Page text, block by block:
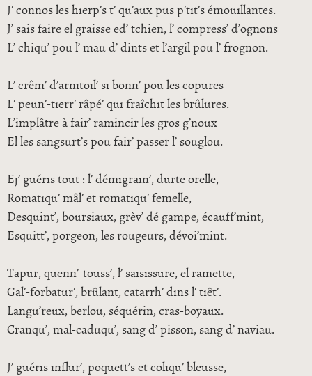
J’ connos les hierp’s t’ qu’aux pus p’tit’s émouillantes.
J’ sais faire el graisse ed’ tchien, l’ compress’ d’ognons
L’ chiqu’ pou l’ mau d’ dints et l’argil pou l’ frognon.
L’ crêm’ d’arnitoil’ si bonn’ pou les copures
L’ peun’-tierr’ râpé’ qui fraîchit les brûlures.
L’implâtre à fair’ ramincir les gros g’noux
El les sangsurt’s pou fair’ passer l’ souglou.
Ej’ guéris tout : l’ démigrain’, durte orelle,
Romatiqu’ mâl’ et romatiqu’ femelle,
Desquint’, boursiaux, grèv’ dé gampe, écauff’mint,
Esquitt’, porgeon, les rougeurs, dévoi’mint.
Tapur, quenn’-touss’, l’ saisissure, el ramette,
Gal’-forbatur’, brûlant, catarrh’ dins l’ tiêt’.
Langu’reux, berlou, séquérin, cras-boyaux.
Cranqu’, mal-caduqu’, sang d’ pisson, sang d’ naviau.
J’ guéris influr’, poquett’s et coliqu’ bleusse,